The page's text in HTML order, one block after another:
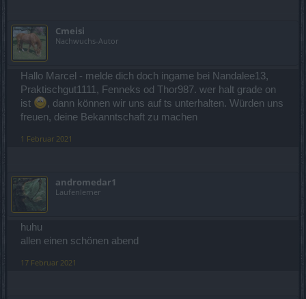
Cmeisi
Nachwuchs-Autor
Hallo Marcel - melde dich doch ingame bei Nandalee13,
Praktischgut1111, Fenneks od Thor987. wer halt grade on
ist
, dann können wir uns auf ts unterhalten. Würden uns
freuen, deine Bekanntschaft zu machen
1 Februar 2021
andromedar1
Laufenlerner
huhu
allen einen schönen abend
17 Februar 2021